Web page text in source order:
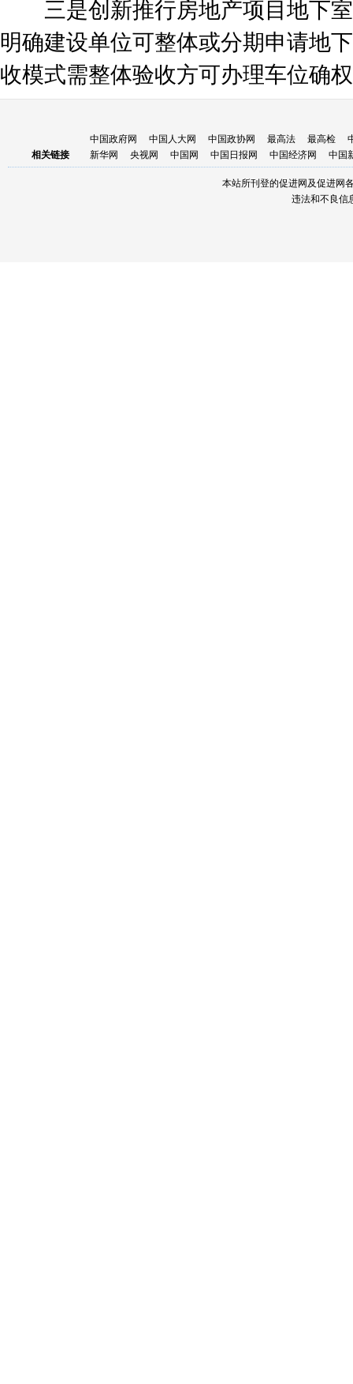
三是创新推行房地产项目地下室
明确建设单位可整体或分期申请地
收模式需整体验收方可办理车位确
相关链接
中国政府网 中国人大网 中国政协网 最高法 最高检
新华网
央视网 中国网 中国日报网 中国经济网 中国
本站所刊登的促进网及促进网
违法和不良信